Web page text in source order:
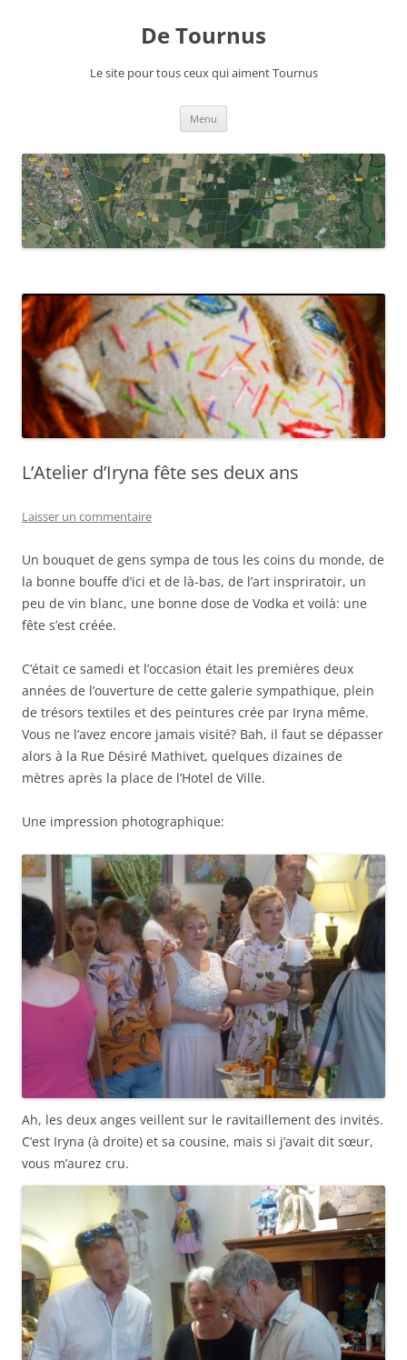
De Tournus
Le site pour tous ceux qui aiment Tournus
Menu
L’Atelier d’Iryna fête ses deux ans
Laisser un commentaire
Un bouquet de gens sympa de tous les coins du monde, de
la bonne bouffe d’ici et de là-bas, de l’art inspriratoir, un
peu de vin blanc, une bonne dose de Vodka et voilà: une
fête s’est créée.
C’était ce samedi et l’occasion était les premières deux
années de l’ouverture de cette galerie sympathique, plein
de trésors textiles et des peintures crée par Iryna même.
Vous ne l’avez encore jamais visité? Bah, il faut se dépasser
alors à la Rue Désiré Mathivet, quelques dizaines de
mètres après la place de l’Hotel de Ville.
Une impression photographique:
Ah, les deux anges veillent sur le ravitaillement des invités.
C’est Iryna (à droite) et sa cousine, mais si j’avait dit sœur,
vous m’aurez cru.